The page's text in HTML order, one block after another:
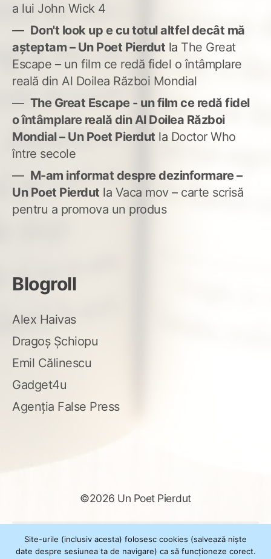
a lui John Wick 4
Don't look up e cu totul altfel decât mă
așteptam – Un Poet Pierdut la The Great
Escape – un film ce redă fidel o întâmplare
reală din Al Doilea Război Mondial
The Great Escape - un film ce redă fidel
o întâmplare reală din Al Doilea Război
Mondial – Un Poet Pierdut la Doctor Who
între secole
M-am informat despre dezinformare –
Un Poet Pierdut la Vaca mov – carte scrisă
pentru a promova un produs
Blogroll
Alex Haivas
Dragoș Șchiopu
Emil Călinescu
Gadget4u
Agenția False Press
©2026 Un Poet Pierdut
după:
Site-urile (inclusiv acesta) folosesc cookies (salvează niște
date despre sesiunea ta de navigare) ca să funcționeze corect.